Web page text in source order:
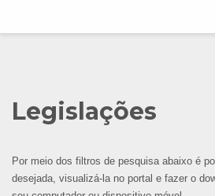
Legislações
Por meio dos filtros de pesquisa abaixo é
desejada, visualizá-la no portal e fazer o